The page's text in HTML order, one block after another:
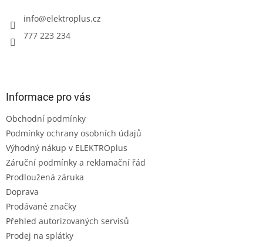
info@elektroplus.cz
777 223 234
Informace pro vás
Obchodní podmínky
Podmínky ochrany osobních údajů
Výhodný nákup v ELEKTROplus
Záruční podmínky a reklamační řád
Prodloužená záruka
Doprava
Prodávané značky
Přehled autorizovaných servisů
Prodej na splátky